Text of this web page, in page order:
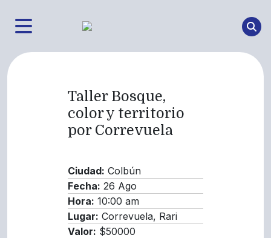
Taller Bosque,
color y territorio
por Correvuela
Ciudad: Colbún
Fecha: 26 Ago
Hora: 10:00 am
Lugar: Correvuela, Rari
Valor: $50000